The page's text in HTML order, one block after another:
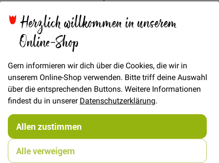
Herzlich willkommen in unserem
Online-Shop
Gern informieren wir dich über die Cookies, die wir in
unserem Online-Shop verwenden. Bitte triff deine Auswahl
über die entsprechenden Buttons. Weitere Informationen
findest du in unsererDatenschutzerklärung.
Allen zustimmen
Alle verweigern